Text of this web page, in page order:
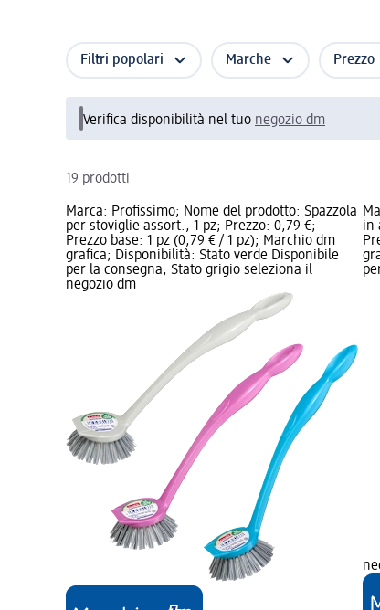
Filtri popolari Marche Prezzo
Verifica disponibilità nel tuo negozio dm
19 prodotti
Marca: Profissimo; Nome del prodotto: Spazzola
per stoviglie assort., 1 pz; Prezzo: 0,79 €;
Prezzo base: 1 pz (0,79 € / 1 pz); Marchio dm
grafica; Disponibilità: Stato verde Disponibile
per la consegna, Stato grigio seleziona il
negozio dm
in